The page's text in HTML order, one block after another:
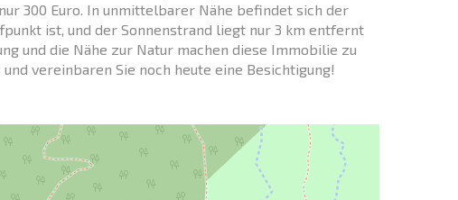
300 Euro. In unmittelbarer Nähe befindet sich der
ist, und der Sonnenstrand liegt nur 3 km entfernt
und die Nähe zur Natur machen diese Immobilie zu
vereinbaren Sie noch heute eine Besichtigung!